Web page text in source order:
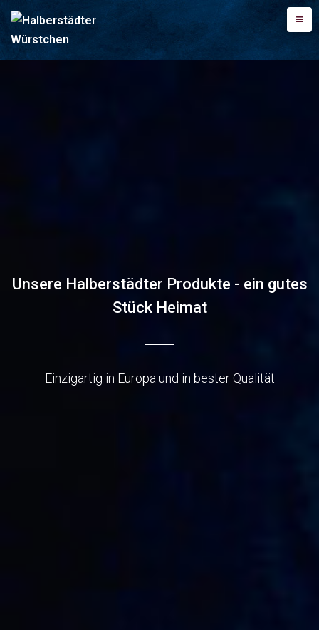
Unsere Halberstädter Produkte - ein gutes
Stück Heimat
Einzigartig in Europa und in bester Qualität